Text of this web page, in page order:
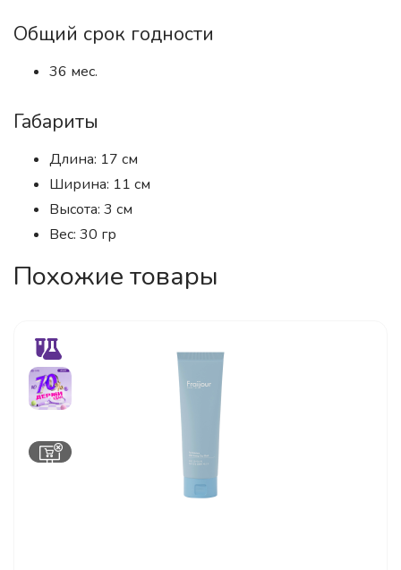
Общий срок годности
36 мес.
Габариты
Длина: 17 см
Ширина: 11 см
Высота: 3 см
Вес: 30 гр
Похожие товары